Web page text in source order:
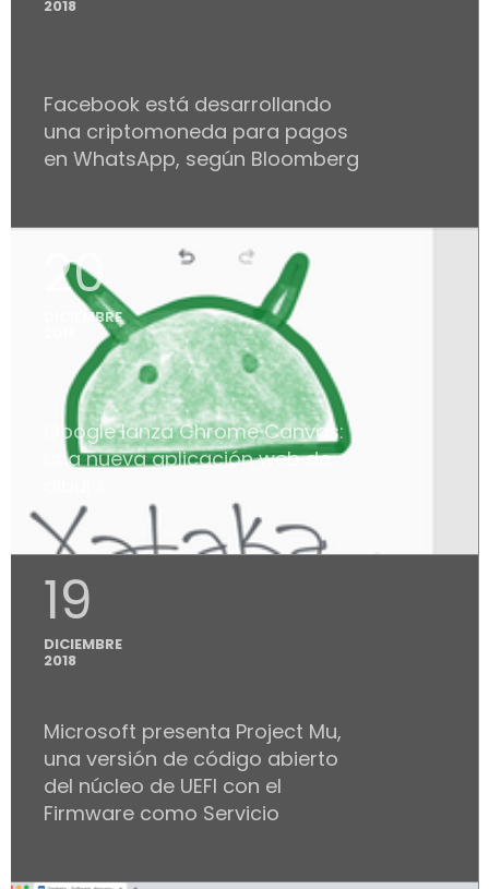
2018
Facebook está desarrollando
una criptomoneda para pagos
en WhatsApp, según Bloomberg
20
DICIEMBRE
Google lanza Chrome Canvas:
una nueva aplicación web de
19
DICIEMBRE
2018
Microsoft presenta Project Mu,
una versión de código abierto
del núcleo de UEFI con el
Firmware como Servicio